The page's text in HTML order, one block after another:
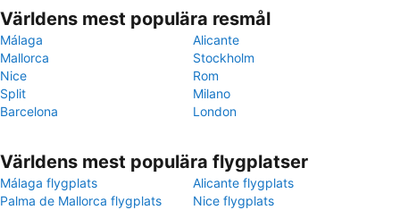
Världens mest populära resmål
Málaga
Alicante
Mallorca
Stockholm
Nice
Rom
Split
Milano
Barcelona
London
Världens mest populära flygplatser
Málaga flygplats
Alicante flygplats
Palma de Mallorca flygplats
Nice flygplats